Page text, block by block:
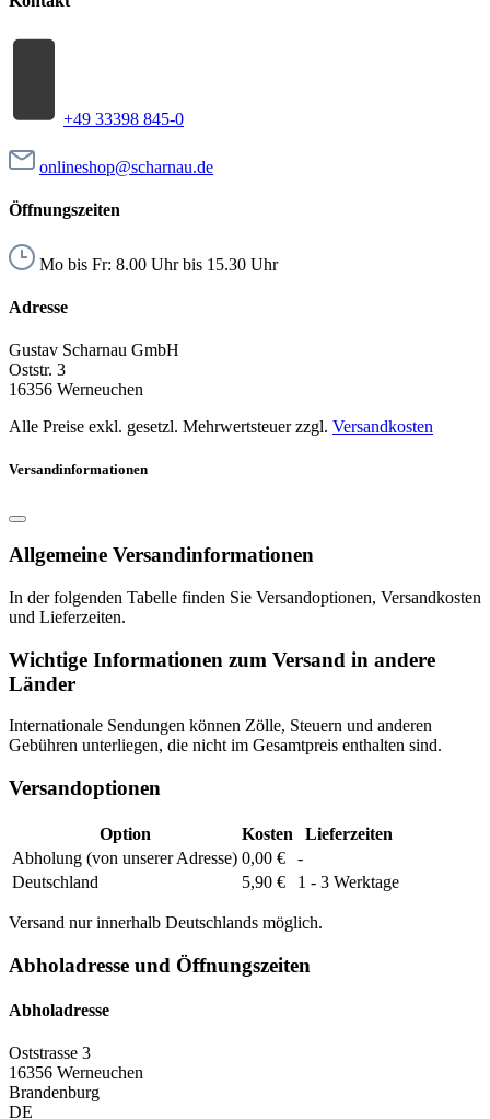
+49 33398 845-0
onlineshop@scharnau.de
Öffnungszeiten
Mo bis Fr: 8.00 Uhr bis 15.30 Uhr
Adresse
Gustav Scharnau GmbH
Oststr. 3
16356 Werneuchen
Alle Preise exkl. gesetzl. Mehrwertsteuer zzgl. Versandkosten
Versandinformationen
Allgemeine Versandinformationen
In der folgenden Tabelle finden Sie Versandoptionen, Versandkosten
und Lieferzeiten.
Wichtige Informationen zum Versand in andere
Länder
Internationale Sendungen können Zölle, Steuern und anderen
Gebühren unterliegen, die nicht im Gesamtpreis enthalten sind.
Versandoptionen
Option Kosten
Lieferzeiten
Abholung (von unserer Adresse) 0,00 €
-
Deutschland
5,90 € 1 - 3 Werktage
Versand nur innerhalb Deutschlands möglich.
Abholadresse und Öffnungszeiten
Abholadresse
Oststrasse 3
16356 Werneuchen
Brandenburg
DE